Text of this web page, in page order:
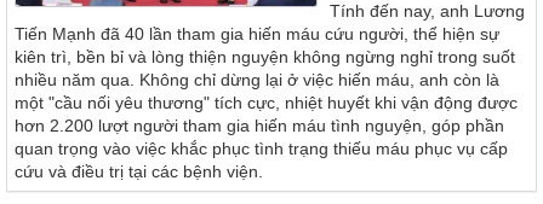
Tính đến nay, anh Lương
Tiến Mạnh đã 40 lần tham gia hiến máu cứu người, thể hiện sự
kiên trì, bền bỉ và lòng thiện nguyện không ngừng nghỉ trong suốt
nhiều năm qua. Không chỉ dừng lại ở việc hiến máu, anh còn là
một "cầu nối yêu thương" tích cực, nhiệt huyết khi vận động được
hơn 2.200 lượt người tham gia hiến máu tình nguyện, góp phần
quan trọng vào việc khắc phục tình trạng thiếu máu phục vụ cấp
cứu và điều trị tại các bệnh viện.